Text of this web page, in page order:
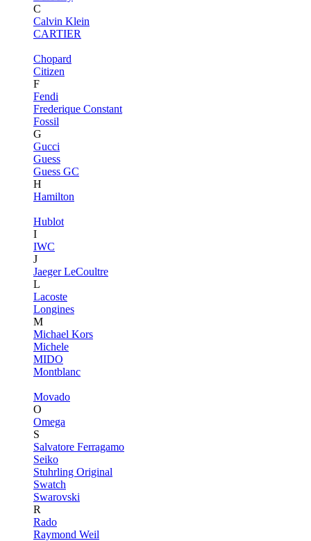
C
Calvin Klein
CARTIER
Chopard
Citizen
F
Fendi
Frederique Constant
Fossil
G
Gucci
Guess
Guess GC
H
Hamilton
Hublot
I
IWC
J
Jaeger LeCoultre
L
Lacoste
Longines
M
Michael Kors
Michele
MIDO
Montblanc
Movado
O
Omega
S
Salvatore Ferragamo
Seiko
Stuhrling Original
Swatch
Swarovski
R
Rado
Raymond Weil